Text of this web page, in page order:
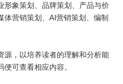
形象策划、品牌策划、产品与价
营销策划、AI营销策划、编制
源，以培养读者的理解和分析能
可查看相应内容。